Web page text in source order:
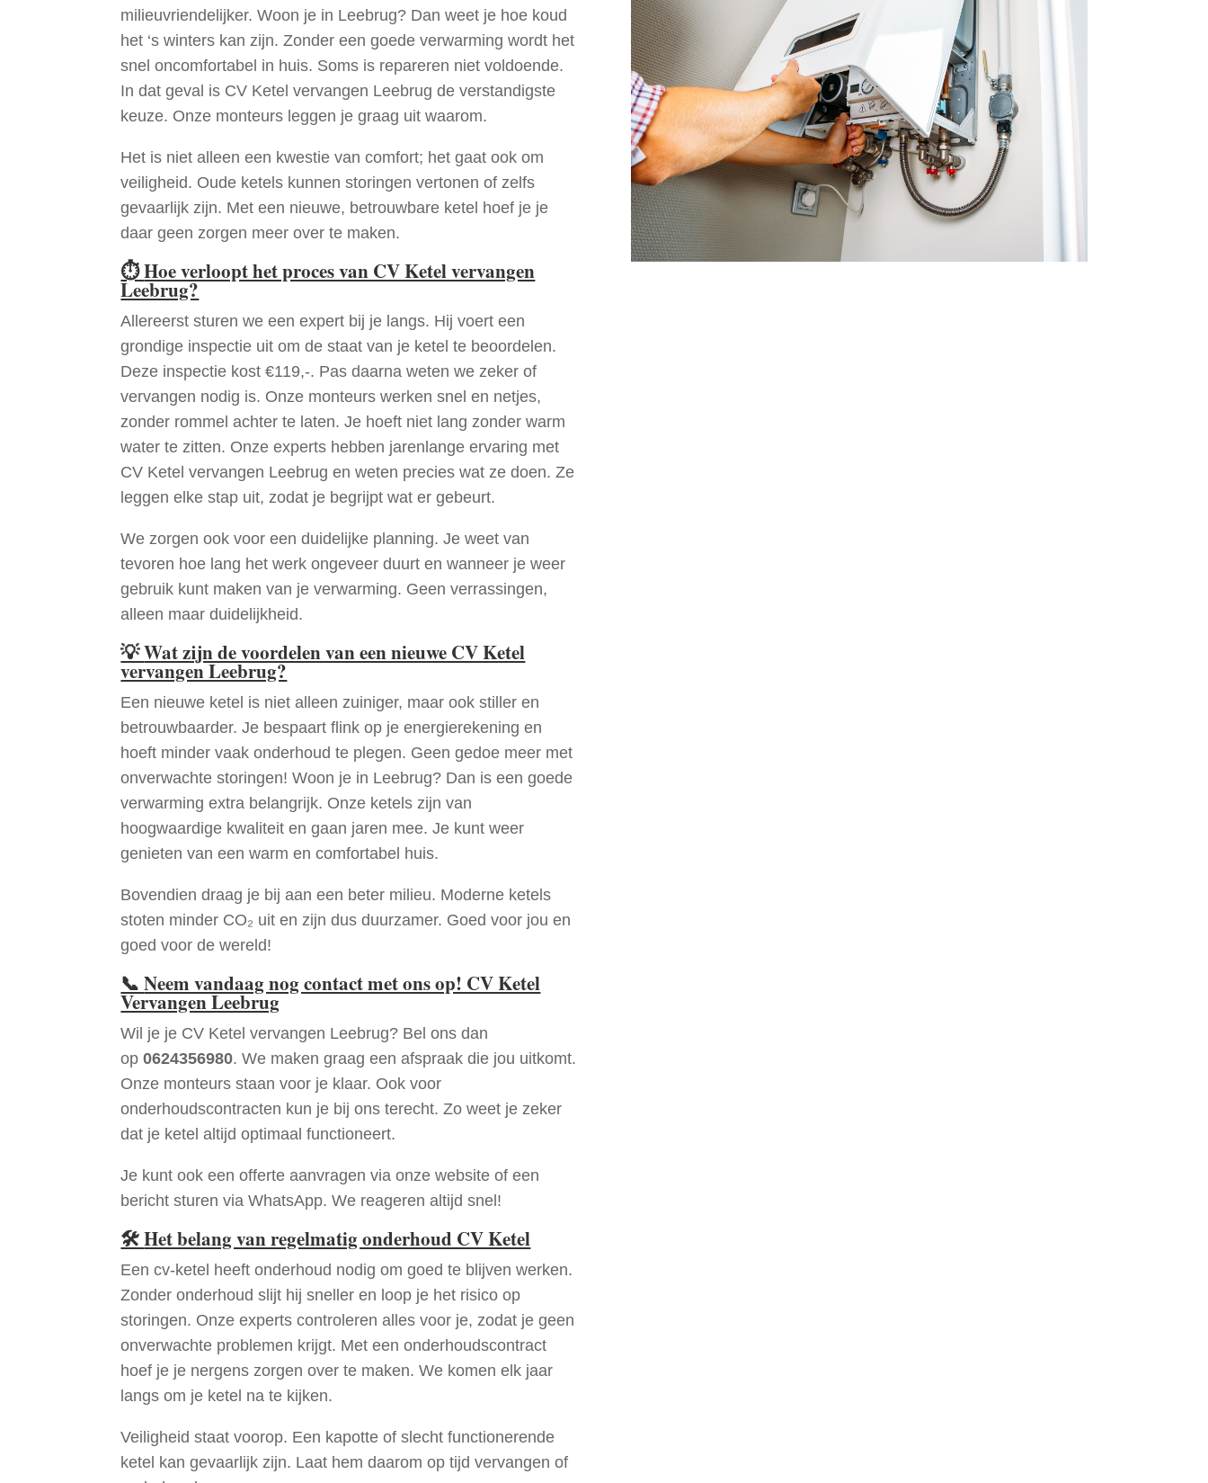
milieuvriendelijker. Woon je in Leebrug? Dan weet je hoe koud
het ‘s winters kan zijn. Zonder een goede verwarming wordt het
snel oncomfortabel in huis. Soms is repareren niet voldoende.
In dat geval is CV Ketel vervangen Leebrug de verstandigste
keuze. Onze monteurs leggen je graag uit waarom.
Het is niet alleen een kwestie van comfort; het gaat ook om
veiligheid. Oude ketels kunnen storingen vertonen of zelfs
gevaarlijk zijn. Met een nieuwe, betrouwbare ketel hoef je je
daar geen zorgen meer over te maken.
⏱Hoe verloopt het proces van CV Ketel vervangen
Leebrug?
Allereerst sturen we een expert bij je langs. Hij voert een
grondige inspectie uit om de staat van je ketel te beoordelen.
Deze inspectie kost €119,-. Pas daarna weten we zeker of
vervangen nodig is. Onze monteurs werken snel en netjes,
zonder rommel achter te laten. Je hoeft niet lang zonder warm
water te zitten. Onze experts hebben jarenlange ervaring met
CV Ketel vervangen Leebrug en weten precies wat ze doen. Ze
leggen elke stap uit, zodat je begrijpt wat er gebeurt.
We zorgen ook voor een duidelijke planning. Je weet van
tevoren hoe lang het werk ongeveer duurt en wanneer je weer
gebruik kunt maken van je verwarming. Geen verrassingen,
alleen maar duidelijkheid.
💡Wat zijn de voordelen van een nieuwe CV Ketel
vervangen Leebrug?
Een nieuwe ketel is niet alleen zuiniger, maar ook stiller en
betrouwbaarder. Je bespaart flink op je energierekening en
hoeft minder vaak onderhoud te plegen. Geen gedoe meer met
onverwachte storingen! Woon je in Leebrug? Dan is een goede
verwarming extra belangrijk. Onze ketels zijn van
hoogwaardige kwaliteit en gaan jaren mee. Je kunt weer
genieten van een warm en comfortabel huis.
Bovendien draag je bij aan een beter milieu. Moderne ketels
stoten minder CO₂ uit en zijn dus duurzamer. Goed voor jou en
goed voor de wereld!
📞Neem vandaag nog contact met ons op! CV Ketel
Vervangen Leebrug
Wil je je CV Ketel vervangen Leebrug? Bel ons dan
op0624356980. We maken graag een afspraak die jou uitkomt.
Onze monteurs staan voor je klaar. Ook voor
onderhoudscontracten kun je bij ons terecht. Zo weet je zeker
dat je ketel altijd optimaal functioneert.
Je kunt ook een offerte aanvragen via onze website of een
bericht sturen via WhatsApp. We reageren altijd snel!
🛠Het belang van regelmatig onderhoud CV Ketel
Een cv-ketel heeft onderhoud nodig om goed te blijven werken.
Zonder onderhoud slijt hij sneller en loop je het risico op
storingen. Onze experts controleren alles voor je, zodat je geen
onverwachte problemen krijgt. Met een onderhoudscontract
hoef je je nergens zorgen over te maken. We komen elk jaar
langs om je ketel na te kijken.
Veiligheid staat voorop. Een kapotte of slecht functionerende
ketel kan gevaarlijk zijn. Laat hem daarom op tijd vervangen of